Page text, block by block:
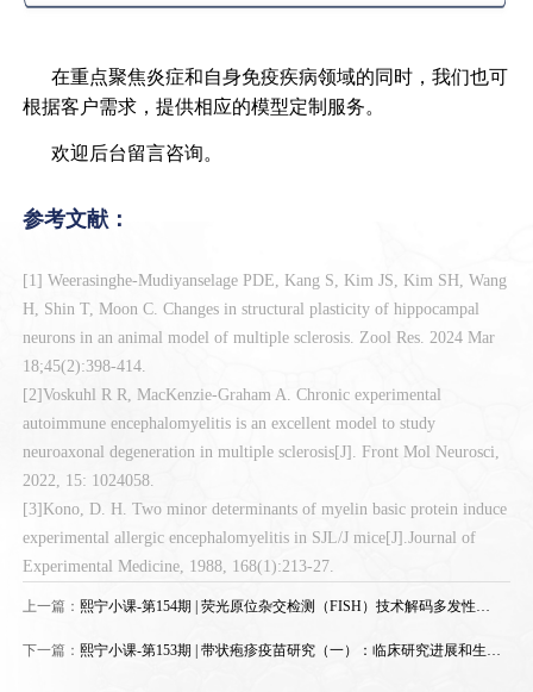
在重点聚焦炎症和自身免疫疾病领域的同时，我们也可
根据客户需求，提供相应的模型定制服务。
欢迎后台留言咨询。
参考文献：
[1] Weerasinghe-Mudiyanselage PDE, Kang S, Kim JS, Kim SH, Wang
H, Shin T, Moon C. Changes in structural plasticity of hippocampal
neurons in an animal model of multiple sclerosis. Zool Res. 2024 Mar
18;45(2):398-414.
[2]Voskuhl R R, MacKenzie-Graham A. Chronic experimental
autoimmune encephalomyelitis is an excellent model to study
neuroaxonal degeneration in multiple sclerosis[J]. Front Mol Neurosci,
2022, 15: 1024058.
[3]Kono, D. H. Two minor determinants of myelin basic protein induce
experimental allergic encephalomyelitis in SJL/J mice[J].Journal of
Experimental Medicine, 1988, 168(1):213-27.
上一篇：熙宁小课-第154期 | 荧光原位杂交检测（FISH）技术解码多发性骨
下一篇：熙宁小课-第153期 | 带状疱疹疫苗研究（一）：临床研究进展和生物